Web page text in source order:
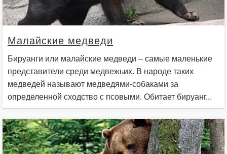
Малайские медведи
Бируанги или малайские медведи – самые маленькие
представители среди медвежьих. В народе таких
медведей называют медведями-собаками за
определенной сходство с псовыми. Обитает бируанг...